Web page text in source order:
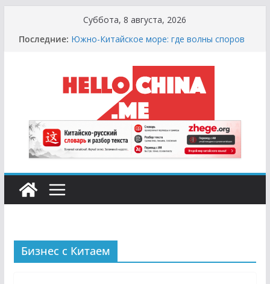
содержимому
Суббота, 8 августа, 2026
Последние: Южно-Китайское море: где волны споров
Сырная Лихорадка: Как Найти Настоящий
Сыр в Китае и не Купить «Пластиковый»
Аналог
Охота за Черным Хлебом: Путеводитель
по Русским и Европейским Пекарням в
Китае
Молочный Кризис: Почему в Китае не
Найти Творог, Сметану и Кефир (и Где
Искать Спасение?)
Счастливые Числа и Продукты-Табу:
Бизнес с Китаем